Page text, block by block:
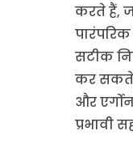
करते हैं,
सटीक
कर सकते
और
प्रभावी